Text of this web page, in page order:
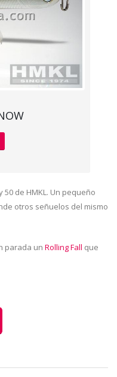
50 de HMKL. Un pequeño
otros señuelos del mismo
parada un Rolling Fall que